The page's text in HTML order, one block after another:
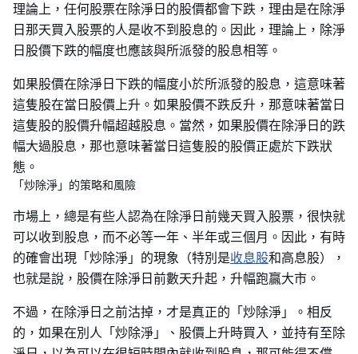
理論上，任何股票在除淨日的股價都會下跌，理由是在除淨
日那天買入股票的人是收不到股息的。因此，理論上，除淨
日股價下跌的幅度也應該與所派發的股息相等。
如果股價在除淨日下跌的幅度小於所派發的股息，這意味著
這隻股在當日股價上升。如果股價不跌反升，那意味著當日
這隻股的股價升幅超越股息。當然，如果股價在除淨日的跌
幅大過股息，那也意味著當日這隻股的股價正處於下跌狀
態。
「炒除淨」的策略和風險
市場上，總是有些人認為在除淨日前幾天買入股票，很快就
可以收到股息，而不必等一年、半年或三個月。因此，有時
的確會出現「炒除淨」的現象（特別是收息股和高息股），
也就是說，股價在除淨日前數天升起，升幅跑贏大市。
不過，在除淨日之前沽掉，才是真正的「炒除淨」。相反
的，如果在別人「炒除淨」、股價上升時買入，並持有至除